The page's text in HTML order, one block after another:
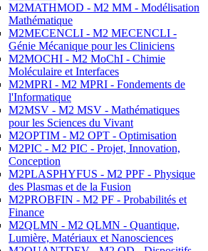
M2MATHMOD - M2 MM - Modélisation
Mathématique
M2MECENCLI - M2 MECENCLI -
Génie Mécanique pour les Cliniciens
M2MOCHI - M2 MoChI - Chimie
Moléculaire et Interfaces
M2MPRI - M2 MPRI - Fondements de
l'Informatique
M2MSV - M2 MSV - Mathématiques
pour les Sciences du Vivant
M2OPTIM - M2 OPT - Optimisation
M2PIC - M2 PIC - Projet, Innovation,
Conception
M2PLASPHYFUS - M2 PPF - Physique
des Plasmas et de la Fusion
M2PROBFIN - M2 PF - Probabilités et
Finance
M2QLMN - M2 QLMN - Quantique,
Lumière, Matériaux et Nanosciences